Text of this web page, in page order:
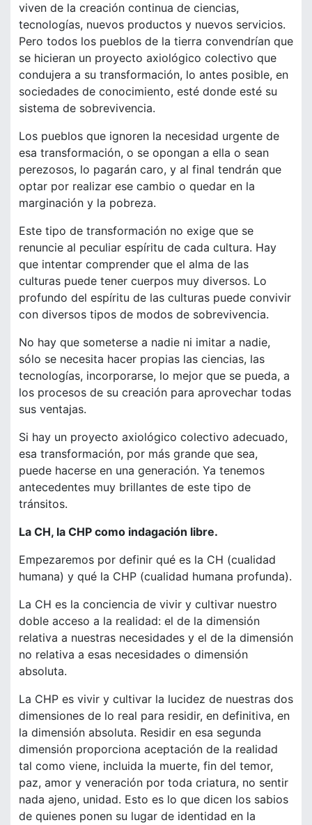
viven de la creación continua de ciencias,
tecnologías, nuevos productos y nuevos servicios.
Pero todos los pueblos de la tierra convendrían que
se hicieran un proyecto axiológico colectivo que
condujera a su transformación, lo antes posible, en
sociedades de conocimiento, esté donde esté su
sistema de sobrevivencia.
Los pueblos que ignoren la necesidad urgente de
esa transformación, o se opongan a ella o sean
perezosos, lo pagarán caro, y al final tendrán que
optar por realizar ese cambio o quedar en la
marginación y la pobreza.
Este tipo de transformación no exige que se
renuncie al peculiar espíritu de cada cultura. Hay
que intentar comprender que el alma de las
culturas puede tener cuerpos muy diversos. Lo
profundo del espíritu de las culturas puede convivir
con diversos tipos de modos de sobrevivencia.
No hay que someterse a nadie ni imitar a nadie,
sólo se necesita hacer propias las ciencias, las
tecnologías, incorporarse, lo mejor que se pueda, a
los procesos de su creación para aprovechar todas
sus ventajas.
Si hay un proyecto axiológico colectivo adecuado,
esa transformación, por más grande que sea,
puede hacerse en una generación. Ya tenemos
antecedentes muy brillantes de este tipo de
tránsitos.
La CH, la CHP como indagación libre.
Empezaremos por definir qué es la CH (cualidad
humana) y qué la CHP (cualidad humana profunda).
La CH es la conciencia de vivir y cultivar nuestro
doble acceso a la realidad: el de la dimensión
relativa a nuestras necesidades y el de la dimensión
no relativa a esas necesidades o dimensión
absoluta.
La CHP es vivir y cultivar la lucidez de nuestras dos
dimensiones de lo real para residir, en definitiva, en
la dimensión absoluta. Residir en esa segunda
dimensión proporciona aceptación de la realidad
tal como viene, incluida la muerte, fin del temor,
paz, amor y veneración por toda criatura, no sentir
nada ajeno, unidad. Esto es lo que dicen los sabios
de quienes ponen su lugar de identidad en la